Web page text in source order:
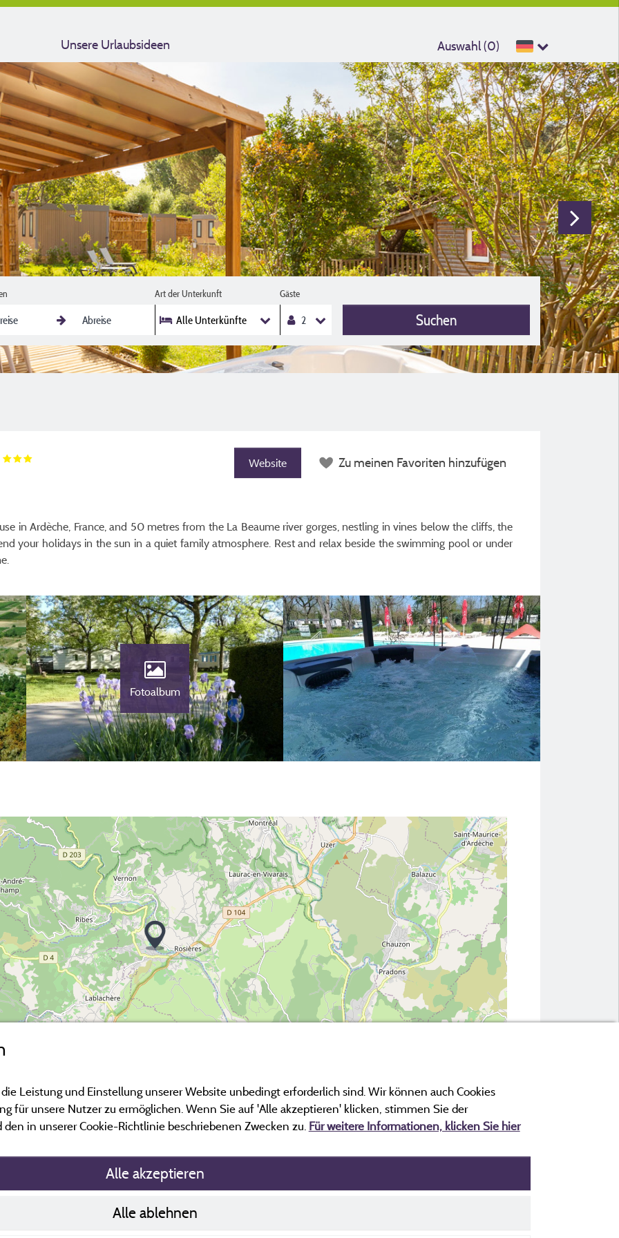
Unsere Urlaubsideen Auswahl (0)
Art der Unterkunft
Alle Unterkünfte
Gäste
Suchen
Website Zu meinen Favoriten hinzufügen
in Ardèche, France, and 50 metres from the La Beaume river gorges, nestling in vines below the cliffs, the
your holidays in the sun in a quiet family atmosphere. Rest and relax beside the swimming pool or under
Fotoalbum
Leistung und Einstellung unserer Website unbedingt erforderlich sind. Wir können auch Cookies
für unsere Nutzer zu ermöglichen. Wenn Sie auf 'Alle akzeptieren' klicken, stimmen Sie der
in unserer Cookie-Richtlinie beschriebenen Zwecken zu. Für weitere Informationen, klicken Sie hier
Alle akzeptieren
Alle ablehnen